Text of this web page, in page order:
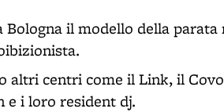
il modello della parata
altri centri come il Link, il
e i loro resident dj.